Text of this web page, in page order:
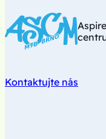
Kontaktujte nás